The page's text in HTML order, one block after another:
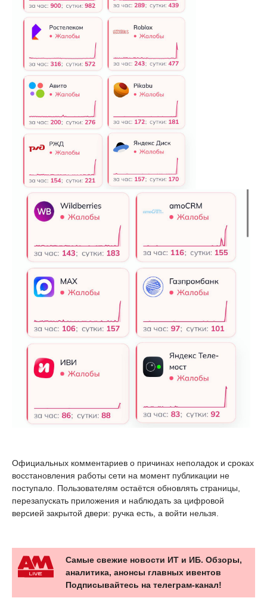
Официальных комментариев о причинах неполадок и сроках
восстановления работы сети на момент публикации не
поступало. Пользователям остаётся обновлять страницы,
перезапускать приложения и наблюдать за цифровой
версией закрытой двери: ручка есть, а войти нельзя.
Самые свежие новости ИТ и ИБ. Обзоры,
аналитика, анонсы главных ивентов
Подписывайтесь на телеграм-канал!